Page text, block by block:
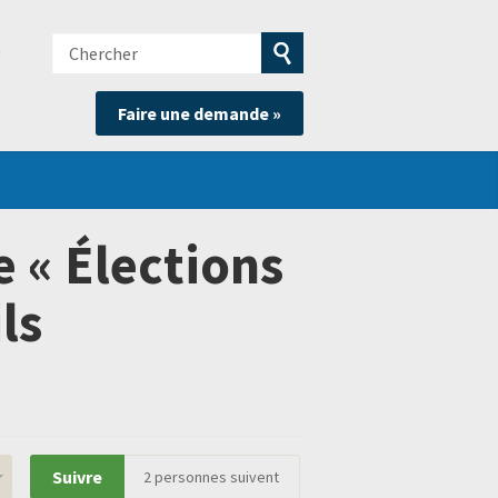
Chercher
Soumettre
la
recherche
Faire une demande »
« Élections
Suivre 2personnes suivent